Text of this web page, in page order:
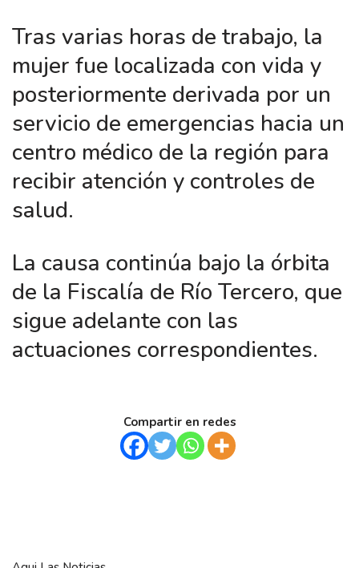
Tras varias horas de trabajo, la
mujer fue localizada con vida y
posteriormente derivada por un
servicio de emergencias hacia un
centro médico de la región para
recibir atención y controles de
salud.
La causa continúa bajo la órbita
de la Fiscalía de Río Tercero, que
sigue adelante con las
actuaciones correspondientes.
Compartir en redes